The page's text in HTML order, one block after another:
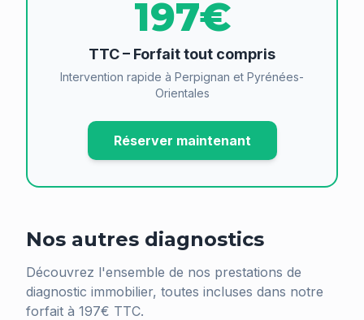
197€
TTC – Forfait tout compris
Intervention rapide à Perpignan et Pyrénées-
Orientales
Réserver maintenant
Nos autres diagnostics
Découvrez l'ensemble de nos prestations de
diagnostic immobilier, toutes incluses dans notre
forfait à 197€ TTC.